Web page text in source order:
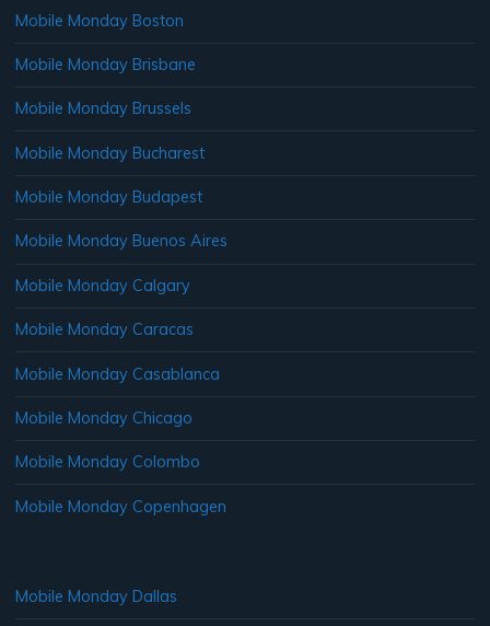
Mobile Monday Boston
Mobile Monday Brisbane
Mobile Monday Brussels
Mobile Monday Bucharest
Mobile Monday Budapest
Mobile Monday Buenos Aires
Mobile Monday Calgary
Mobile Monday Caracas
Mobile Monday Casablanca
Mobile Monday Chicago
Mobile Monday Colombo
Mobile Monday Copenhagen
Mobile Monday Dallas